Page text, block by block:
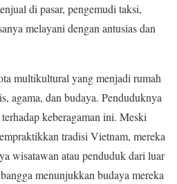
di pasar, pengemudi taksi,
melayani dengan antusias dan
multikultural yang menjadi rumah
agama, dan budaya. Penduduknya
keberagaman ini. Meski
tradisi Vietnam, mereka
wisatawan atau penduduk dari luar
menunjukkan budaya mereka